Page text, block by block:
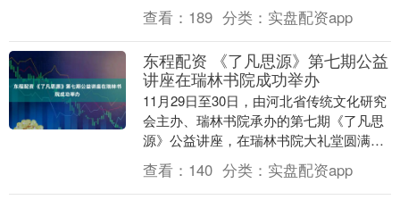
总裁付海明，楚能新能源总裁黄锋、副总
裁郑鹏等双方高....
查看： 189 分类： 实盘配资app
东程配资 《了凡思源》第七期公益
讲座在瑞林书院成功举办
11月29日至30日，由河北省传统文化研究
会主办、瑞林书院承办的第七期《了凡思
源》公益讲座，在瑞林书院大礼堂圆满落
幕。 本次讲座以明代思想家袁了凡传世经
典《了凡....
查看： 140 分类： 实盘配资app